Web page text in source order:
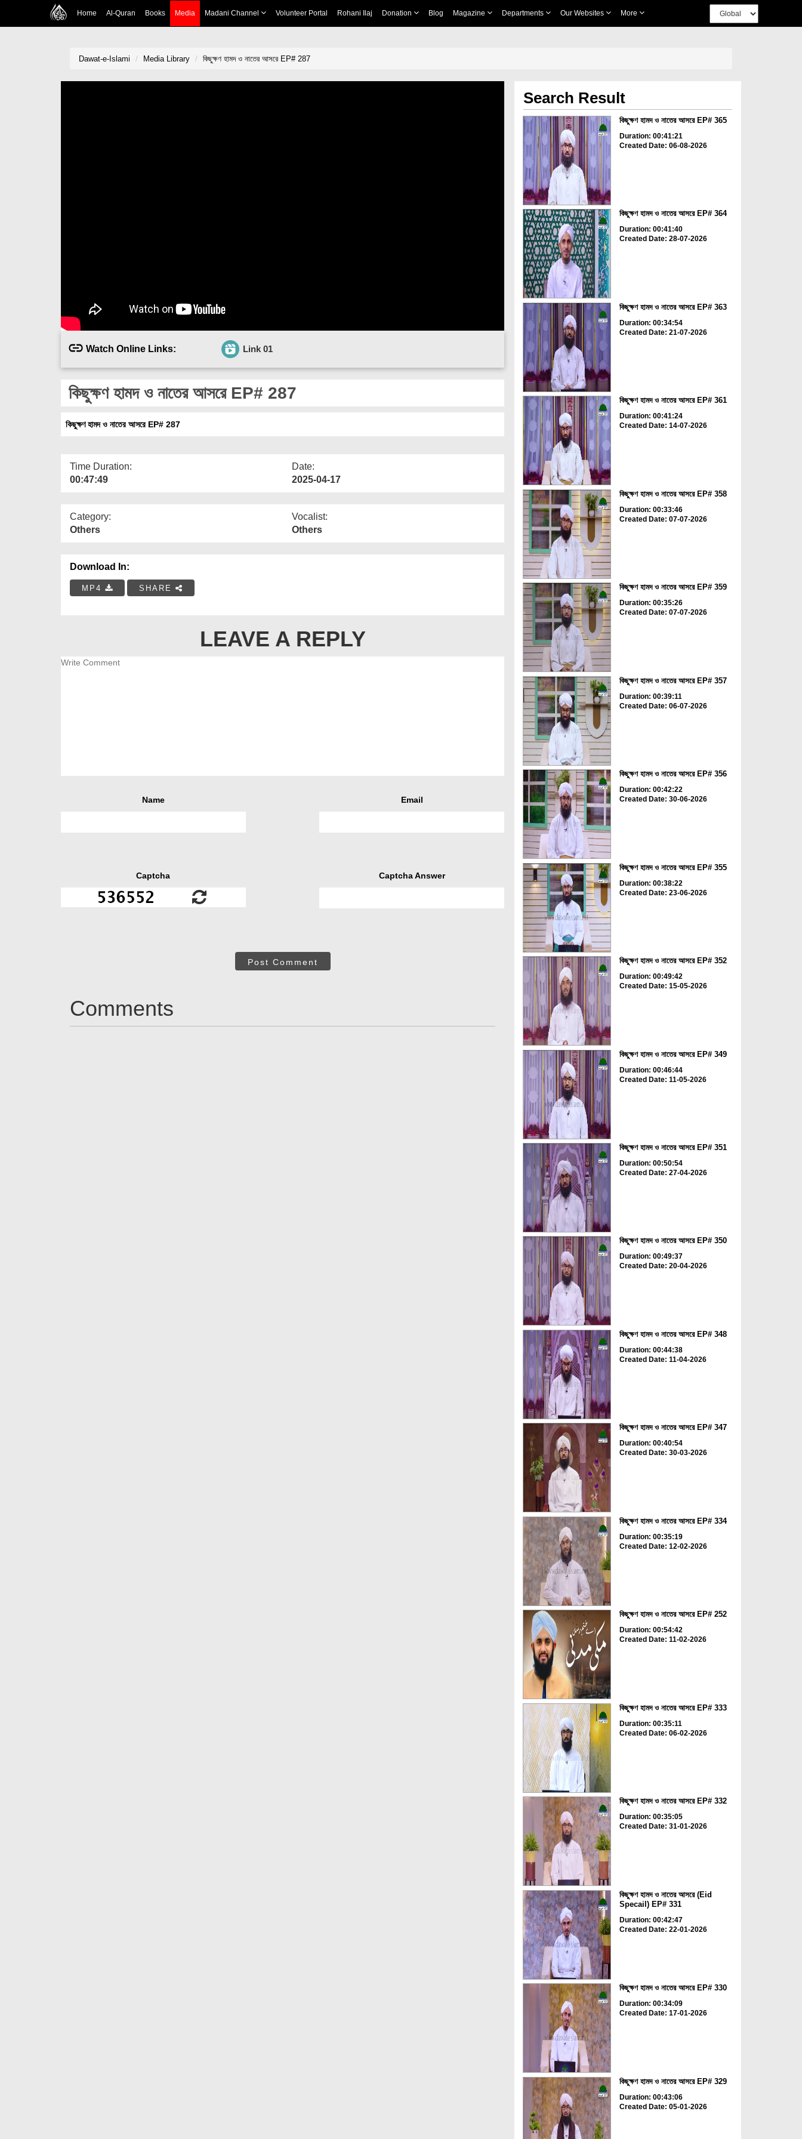
Home Al-Quran Books Media Madani Channel Volunteer Portal Rohani Ilaj Donation Blog Magazine Departments Our Websites More
Dawat-e-Islami Media Library কিছুক্ষণ হামদ ও নাতের আসরে EP# 287
Watch Online Links: Link 01
কিছুক্ষণ হামদ ও নাতের আসরে EP# 287
কিছুক্ষণ হামদ ও নাতের আসরে EP# 287
Time Duration:
00:47:49
Date:
2025-04-17
Category:
Others
Vocalist:
Others
Download In:
MP4 SHARE
LEAVE A REPLY
Name Email
Captcha Captcha Answer
Post Comment
Comments
Search Result
কিছুক্ষণ হামদ ও নাতের আসরে EP# 365
Duration: 00:41:21
Created Date: 06-08-2026
কিছুক্ষণ হামদ ও নাতের আসরে EP# 364
Duration: 00:41:40
Created Date: 28-07-2026
কিছুক্ষণ হামদ ও নাতের আসরে EP# 363
Duration: 00:34:54
Created Date: 21-07-2026
কিছুক্ষণ হামদ ও নাতের আসরে EP# 361
Duration: 00:41:24
Created Date: 14-07-2026
কিছুক্ষণ হামদ ও নাতের আসরে EP# 358
Duration: 00:33:46
Created Date: 07-07-2026
কিছুক্ষণ হামদ ও নাতের আসরে EP# 359
Duration: 00:35:26
Created Date: 07-07-2026
কিছুক্ষণ হামদ ও নাতের আসরে EP# 357
Duration: 00:39:11
Created Date: 06-07-2026
কিছুক্ষণ হামদ ও নাতের আসরে EP# 356
Duration: 00:42:22
Created Date: 30-06-2026
কিছুক্ষণ হামদ ও নাতের আসরে EP# 355
Duration: 00:38:22
Created Date: 23-06-2026
কিছুক্ষণ হামদ ও নাতের আসরে EP# 352
Duration: 00:49:42
Created Date: 15-05-2026
কিছুক্ষণ হামদ ও নাতের আসরে EP# 349
Duration: 00:46:44
Created Date: 11-05-2026
কিছুক্ষণ হামদ ও নাতের আসরে EP# 351
Duration: 00:50:54
Created Date: 27-04-2026
কিছুক্ষণ হামদ ও নাতের আসরে EP# 350
Duration: 00:49:37
Created Date: 20-04-2026
কিছুক্ষণ হামদ ও নাতের আসরে EP# 348
Duration: 00:44:38
Created Date: 11-04-2026
কিছুক্ষণ হামদ ও নাতের আসরে EP# 347
Duration: 00:40:54
Created Date: 30-03-2026
কিছুক্ষণ হামদ ও নাতের আসরে EP# 334
Duration: 00:35:19
Created Date: 12-02-2026
কিছুক্ষণ হামদ ও নাতের আসরে EP# 252
Duration: 00:54:42
Created Date: 11-02-2026
কিছুক্ষণ হামদ ও নাতের আসরে EP# 333
Duration: 00:35:11
Created Date: 06-02-2026
কিছুক্ষণ হামদ ও নাতের আসরে EP# 332
Duration: 00:35:05
Created Date: 31-01-2026
কিছুক্ষণ হামদ ও নাতের আসরে (Eid
Specail) EP# 331
Duration: 00:42:47
Created Date: 22-01-2026
কিছুক্ষণ হামদ ও নাতের আসরে EP# 330
Duration: 00:34:09
Created Date: 17-01-2026
কিছুক্ষণ হামদ ও নাতের আসরে EP# 329
Duration: 00:43:06
Created Date: 05-01-2026